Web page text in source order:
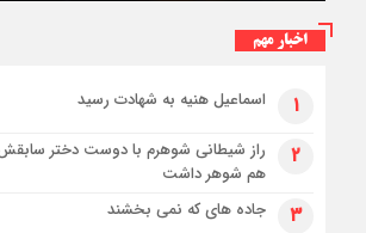
اخبار مهم
۱ اسماعیل هنیه به شهادت رسید
۲
راز شیطانی شوهرم با دوست دختر
هم شوهر داشت
۳ جاده های که نمی بخشند